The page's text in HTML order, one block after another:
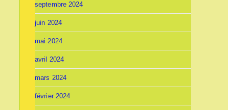
septembre 2024
juin 2024
mai 2024
avril 2024
mars 2024
février 2024